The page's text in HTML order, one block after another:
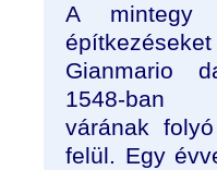
A
Gianmario
1548-ban
várának
felül. Egy